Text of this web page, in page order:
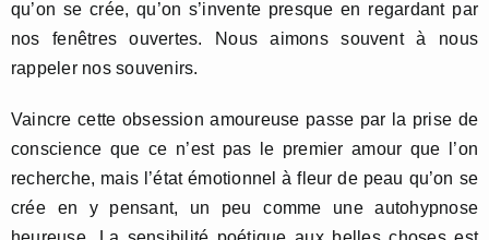
qu’on se crée, qu’on s’invente presque en regardant par
nos fenêtres ouvertes. Nous aimons souvent à nous
rappeler nos souvenirs.
Vaincre cette obsession amoureuse passe par la prise de
conscience que ce n’est pas le premier amour que l’on
recherche, mais l’état émotionnel à fleur de peau qu’on se
crée en y pensant, un peu comme une autohypnose